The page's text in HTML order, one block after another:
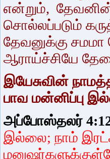
என்றும்,
சொல்லப்படும்
தேவனுக்கு சமமா
ஆராய்ச்சியே
இயேசுவின்
பாவ மன்னிப்பு
அப்போஸ்தலர்
இல்லை; நாம்